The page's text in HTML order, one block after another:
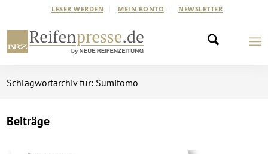
LESER WERDEN MEIN KONTO NEWSLETTER
Schlagwortarchiv für: Sumitomo
Beiträge